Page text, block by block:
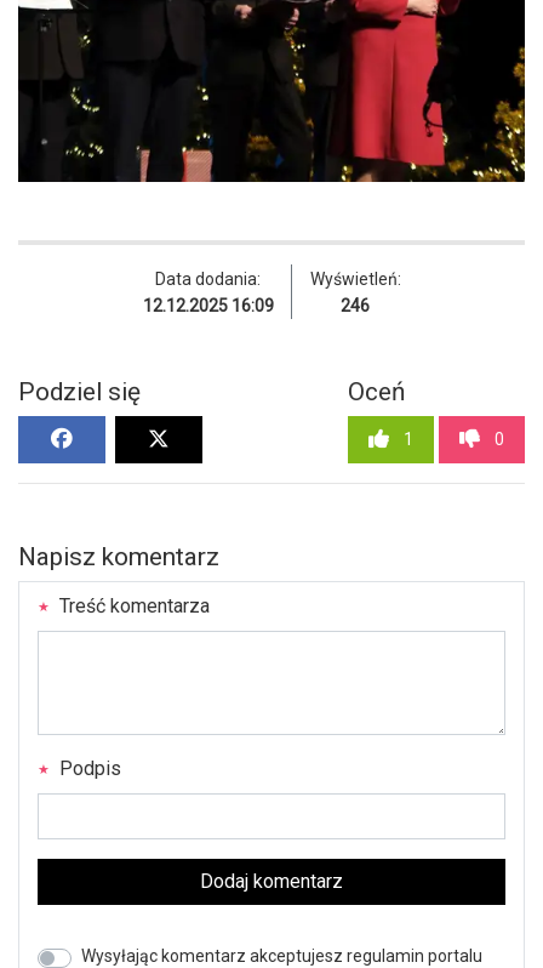
Data dodania:
12.12.2025 16:09
Wyświetleń:
246
Podziel się Oceń
1 0
Napisz komentarz
Treść komentarza
Podpis
Dodaj komentarz
Wysyłając komentarz akceptujesz regulamin portalu